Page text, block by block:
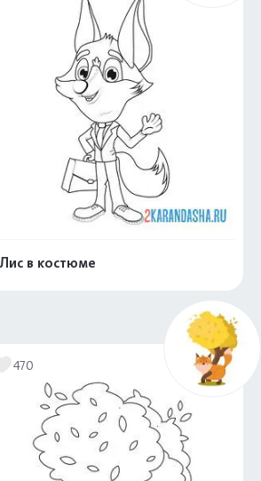
Лис в костюме
470